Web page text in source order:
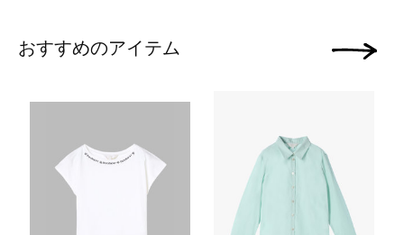
おすすめのアイテム 次の画像